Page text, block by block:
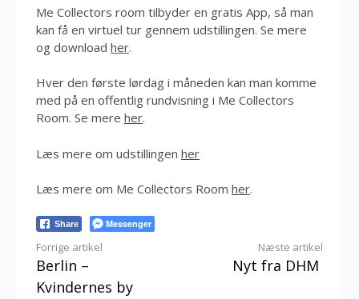
Me Collectors room tilbyder en gratis App, så man
kan få en virtuel tur gennem udstillingen. Se mere
og download her.
Hver den første lørdag i måneden kan man komme
med på en offentlig rundvisning i Me Collectors
Room. Se mere her.
Læs mere om udstillingen her
Læs mere om Me Collectors Room her.
Share Messenger
Læs
videre
Forrige artikel
Berlin –
Kvindernes by
Næste artikel
Nyt fra DHM